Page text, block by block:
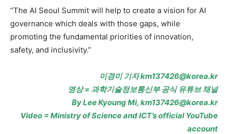
“The AI Seoul Summit will help to create a vision for AI
governance which deals with those gaps, while
promoting the fundamental priorities of innovation,
safety, and inclusivity.”
이경미 기자 km137426@korea.kr
영상 = 과학기술정보통신부 공식 유튜브 채널
By Lee Kyoung Mi, km137426@korea.kr
Video = Ministry of Science and ICT’s official YouTube
account